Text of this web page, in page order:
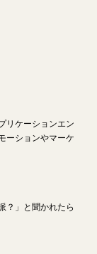
リケーションエン
ーションやマーケ
？」と聞かれたら